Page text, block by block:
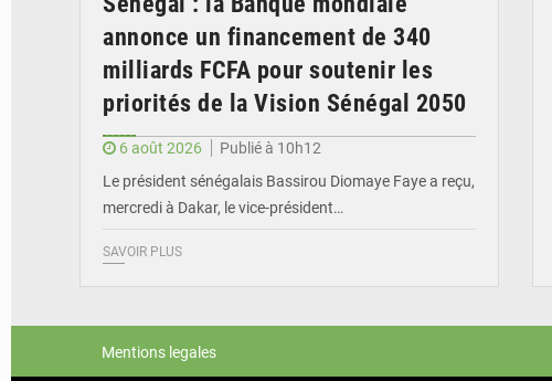
annonce un financement de 340
milliards FCFA pour soutenir les
priorités de la Vision Sénégal 2050
6 août 2026
Publié à 10h12
Le président sénégalais Bassirou Diomaye Faye a reçu,
mercredi à Dakar, le vice-président…
SAVOIR PLUS
Mentions legales